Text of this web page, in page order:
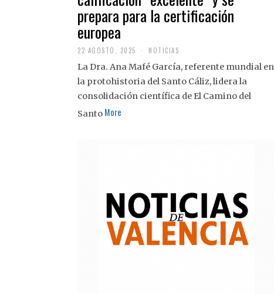
prepara para la certificación
europea
22 AGOSTO, 2025
A
G
O
S
NOTICIAS
La Dra. Ana Mafé García, referente mundial en
la protohistoria del Santo Cáliz, lidera la
consolidación científica de El Camino del
Santo More